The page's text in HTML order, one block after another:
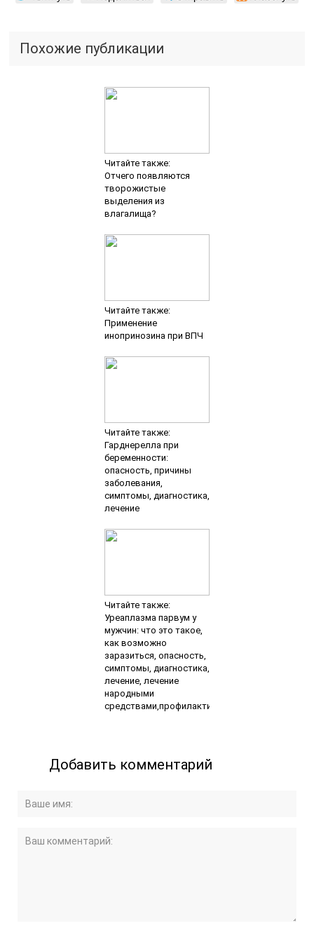
влагалища?
Читайте также:
Гарднерелла при
беременности:
лечение
мужчин: что это такое,
как возможно
заразиться, опасность,
симптомы, диагностика,
лечение, лечение
народными
средствами,профилактика